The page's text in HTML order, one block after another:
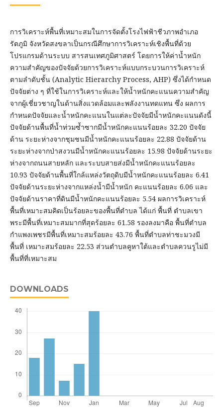
การวิเคราะห์พื้นที่เหมาะสมในการจัดตั้งโรงไฟฟ้าชีวภาพอำเภอ
รัตภูมิ จังหวัดสงขลาเป็นกรณีศึกษาการวิเคราะห์เชิงพื้นที่ด้วย
โปรแกรมด้านระบบ สารสนเทศภูมิศาสตร์ โดยการให้ค่าน้ำหนัก
ความสำคัญของปัจจัยด้วยการวิเคราะห์แบบกระบวนการวิเคราะห์
ตามลำดับชั้น (Analytic Hierarchy Process, AHP) ซึ่งได้กำหนด
ปัจจัยต่าง ๆ ที่ใช้ในการวิเคราะห์และให้น้ำหนักคะแนนความสำคัญ
จากผู้เชี่ยวชาญในด้านสิ่งแวดล้อมและพลังงานทดแทน ซึ่ง ผลการ
กำหนดปัจจัยและน้ำหนักคะแนนในแต่ละปัจจัยมีน้ำหนักคะแนนดังนี้
ปัจจัยด้านพื้นที่น้ำท่วมซ้ำซากมีน้ำหนักคะแนนร้อยละ 32.20 ปัจจัย
ด้าน ระยะห่างจากชุมชนมีน้ำหนักคะแนนร้อยละ 22.88 ปัจจัยด้าน
ระยะห่างจากป่าสงวนมีน้ำหนักคะแนนร้อยละ 15.98 ปัจจัยด้านระยะ
ห่างจากถนนสายหลัก และระบบสายส่งมีน้ำหนักคะแนนร้อยละ
10.93 ปัจจัยด้านพื้นที่ใกล้แหล่งวัตถุดิบมีน้ำหนักคะแนนร้อยละ 6.41
ปัจจัยด้านระยะห่างจากแหล่งน้ำมีน้ำหนัก คะแนนร้อยละ 6.06 และ
ปัจจัยด้านราคาที่ดินมีน้ำหนักคะแนนร้อยละ 5.54 ผลการวิเคราะห์
พื้นที่เหมาะสมคิดเป็นร้อยละของพื้นที่ตำบล ได้แก่ พื้นที่ ตำบลเขา
พระมีพื้นที่เหมาะสมมากที่สุดร้อยละ 61.58 รองลงมาคือ พื้นที่ตำบล
กำแพงเพชรมีพื้นที่เหมาะสมร้อยละ 43.76 พื้นที่ตำบลท่าชะมวงมี
พื้นที่ เหมาะสมร้อยละ 22.53 ส่วนตำบลคูหาใต้และตำบลควนรูไม่มี
พื้นที่ที่เหมาะสม
DOWNLOADS